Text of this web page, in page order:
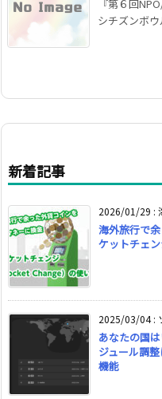
『第６回
シチズンボ
新着記事
2026/01/29 :
海外旅行で
ケットチェ
2025/03/04:
あなたの国
ジュール調
機能